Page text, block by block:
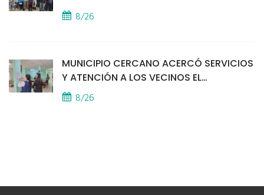
8/26
MUNICIPIO CERCANO ACERCÓ SERVICIOS
Y ATENCIÓN A LOS VECINOS EL
PROVINCIAL
8/26